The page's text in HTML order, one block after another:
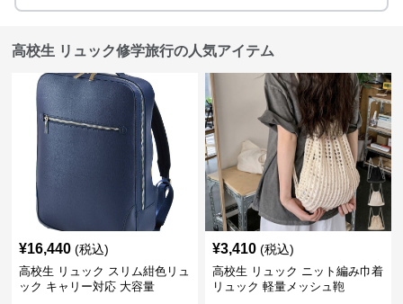
高校生 リュック修学旅行の人気アイテム
¥16,440 (税込)
高校生 リュック スリム紺色リュ
ック キャリー対応 大容量
¥3,410 (税込)
高校生 リュック ニット編み巾着
リュック 軽量メッシュ鞄